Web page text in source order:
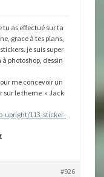
tu as effectué sur ta
grace à tes plans,
je suis super
photoshop, dessin
me concevoir un
sur le theme » Jack
upright/113-sticker-
#926